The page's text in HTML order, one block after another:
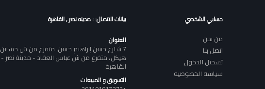
حسابي الشخصي
من نحن
اتصل بنا
تسجيل الدخول
سياسه الخصوصيه
بيانات الاتصال: : مدينه نصر , القاهرة
العنوان
7 شارع حسن إبراهيم حسن، متفرع من ش حسنين
هيكل، متفرع من ش عباس العقاد - مدينة نصر -
القاهرة
التسويق و المبيعات